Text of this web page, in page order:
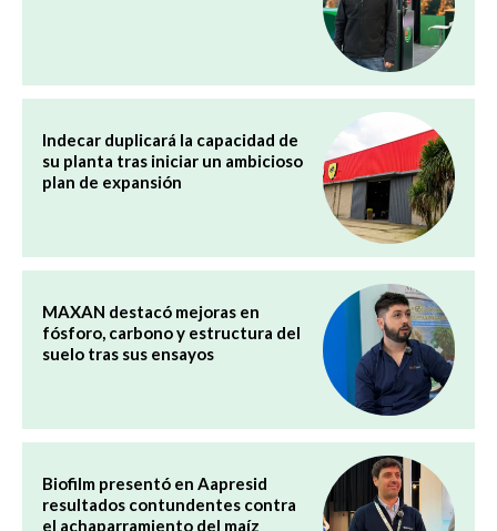
Indecar duplicará la capacidad de
su planta tras iniciar un ambicioso
plan de expansión
MAXAN destacó mejoras en
fósforo, carbono y estructura del
suelo tras sus ensayos
Biofilm presentó en Aapresid
resultados contundentes contra
el achaparramiento del maíz